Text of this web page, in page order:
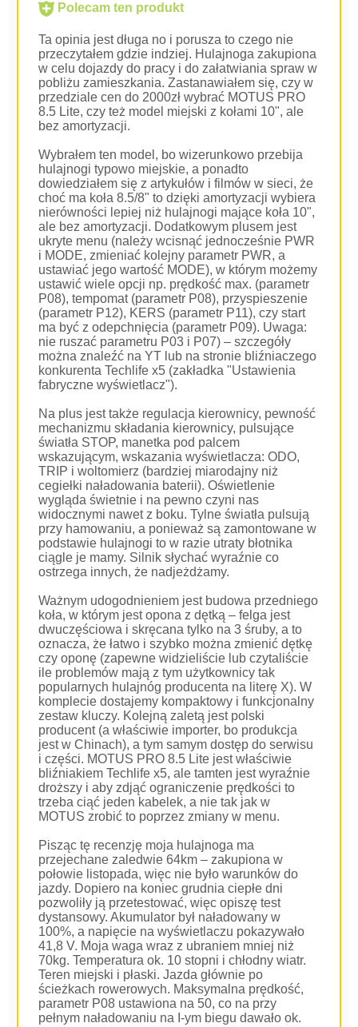
Polecam ten produkt
Ta opinia jest długa no i porusza to czego nie
przeczytałem gdzie indziej. Hulajnoga zakupiona
w celu dojazdy do pracy i do załatwiania spraw w
pobliżu zamieszkania. Zastanawiałem się, czy w
przedziale cen do 2000zł wybrać MOTUS PRO
8.5 Lite, czy też model miejski z kołami 10", ale
bez amortyzacji.
Wybrałem ten model, bo wizerunkowo przebija
hulajnogi typowo miejskie, a ponadto
dowiedziałem się z artykułów i filmów w sieci, że
choć ma koła 8.5/8" to dzięki amortyzacji wybiera
nierówności lepiej niż hulajnogi mające koła 10",
ale bez amortyzacji. Dodatkowym plusem jest
ukryte menu (należy wcisnąć jednocześnie PWR
i MODE, zmieniać kolejny parametr PWR, a
ustawiać jego wartość MODE), w którym możemy
ustawić wiele opcji np. prędkość max. (parametr
P08), tempomat (parametr P08), przyspieszenie
(parametr P12), KERS (parametr P11), czy start
ma być z odepchnięcia (parametr P09). Uwaga:
nie ruszać parametru P03 i P07) – szczegóły
można znaleźć na YT lub na stronie bliźniaczego
konkurenta Techlife x5 (zakładka "Ustawienia
fabryczne wyświetlacz").
Na plus jest także regulacja kierownicy, pewność
mechanizmu składania kierownicy, pulsujące
światła STOP, manetka pod palcem
wskazującym, wskazania wyświetlacza: ODO,
TRIP i woltomierz (bardziej miarodajny niż
cegiełki naładowania baterii). Oświetlenie
wygląda świetnie i na pewno czyni nas
widocznymi nawet z boku. Tylne światła pulsują
przy hamowaniu, a ponieważ są zamontowane w
podstawie hulajnogi to w razie utraty błotnika
ciągle je mamy. Silnik słychać wyraźnie co
ostrzega innych, że nadjeżdżamy.
Ważnym udogodnieniem jest budowa przedniego
koła, w którym jest opona z dętką – felga jest
dwuczęściowa i skręcana tylko na 3 śruby, a to
oznacza, że łatwo i szybko można zmienić dętkę
czy oponę (zapewne widzieliście lub czytaliście
ile problemów mają z tym użytkownicy tak
popularnych hulajnóg producenta na literę X). W
komplecie dostajemy kompaktowy i funkcjonalny
zestaw kluczy. Kolejną zaletą jest polski
producent (a właściwie importer, bo produkcja
jest w Chinach), a tym samym dostęp do serwisu
i części. MOTUS PRO 8.5 Lite jest właściwie
bliźniakiem Techlife x5, ale tamten jest wyraźnie
droższy i aby zdjąć ograniczenie prędkości to
trzeba ciąć jeden kabelek, a nie tak jak w
MOTUS zrobić to poprzez zmiany w menu.
Pisząc tę recenzję moja hulajnoga ma
przejechane zaledwie 64km – zakupiona w
połowie listopada, więc nie było warunków do
jazdy. Dopiero na koniec grudnia ciepłe dni
pozwoliły ją przetestować, więc opiszę test
dystansowy. Akumulator był naładowany w
100%, a napięcie na wyświetlaczu pokazywało
41,8 V. Moja waga wraz z ubraniem mniej niż
70kg. Temperatura ok. 10 stopni i chłodny wiatr.
Teren miejski i płaski. Jazda głównie po
ścieżkach rowerowych. Maksymalna prędkość,
parametr P08 ustawiona na 50, co na przy
pełnym naładowaniu na I-ym biegu dawało ok.